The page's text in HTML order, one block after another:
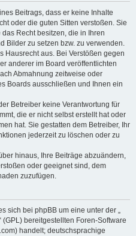
Beitrags, dass er keine Inhalte
oder die guten Sitten verstoßen. Sie
Recht besitzen, die in Ihren
Bilder zu setzen bzw. zu verwenden.
Hausrecht aus. Bei Verstößen gegen
anderer im Board veröffentlichten
Abmahnung zeitweise oder
Boards ausschließen und Ihnen ein
Betreiber keine Verantwortung für
die er nicht selbst erstellt hat oder
hat. Sie gestatten dem Betreiber, Ihr
jederzeit zu löschen oder zu
hinaus, Ihre Beiträge abzuändern,
oder geeignet sind, dem
zuzufügen.
sich bei phpBB um eine unter der „
(GPL) bereitgestellten Foren-Software
handelt; deutschsprachige